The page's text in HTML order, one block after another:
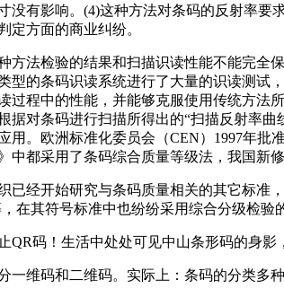
没有影响。(4)这种方法对条码的反射率
定方面的商业纠纷。
方法检验的结果和扫描识读性能不能完
型的条码识读系统进行了大量的识读测试
过程中的性能，并能够克服使用传统方法
据对条码进行扫描所得出的“扫描反射率
用。欧洲标准化委员会（CEN）1997年批
中都采用了条码综合质量等级法，我国新
已经开始研究与条码质量相关的其它标准
在其符号标准中也纷纷采用综合分级检
QR码！生活中处处可见中山条形码的身
一维码和二维码。实际上：条码的分类多